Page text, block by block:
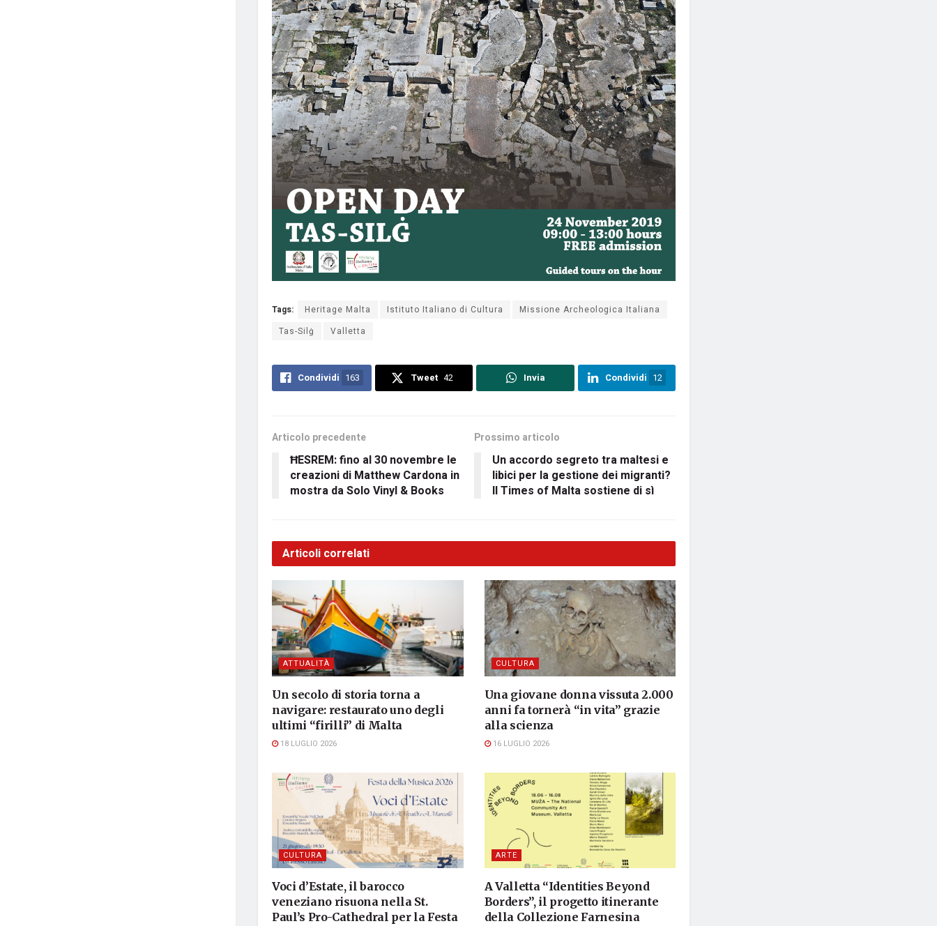
Tags: Heritage Malta Istituto Italiano di Cultura
Missione Archeologica Italiana
Tas-Silġ
Valletta
Condividi 163 Tweet 42 Invia Condividi 12
Articolo precedente
ĦESREM: fino al 30 novembre le
creazioni di Matthew Cardona in
mostra da Solo Vinyl & Books
Prossimo articolo
Un accordo segreto tra maltesi e
libici per la gestione dei migranti?
Il Times of Malta sostiene di sì
Articoli correlati
ATTUALITÀ
Un secolo di storia torna a
navigare: restaurato uno degli
ultimi “firilli” di Malta
18 LUGLIO 2026
CULTURA
Una giovane donna vissuta 2.000
anni fa tornerà “in vita” grazie
alla scienza
16 LUGLIO 2026
CULTURA
Voci d’Estate, il barocco
veneziano risuona nella St.
Paul’s Pro-Cathedral per la Festa
ARTE
A Valletta “Identities Beyond
Borders”, il progetto itinerante
della Collezione Farnesina